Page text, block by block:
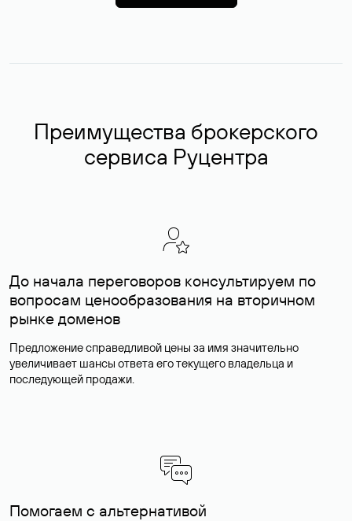
Преимущества брокерского
сервиса Руцентра
До начала переговоров консультируем по
вопросам ценообразования на вторичном
рынке доменов
Предложение справедливой цены за имя значительно
увеличивает шансы ответа его текущего владельца и
последующей продажи.
Помогаем с альтернативой